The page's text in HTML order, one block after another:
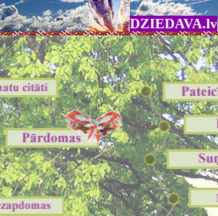
DZIEDAVA.lv